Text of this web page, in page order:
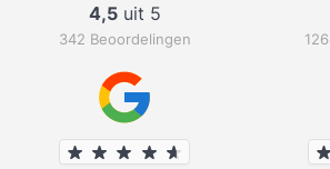
4,5uit 5
342 Beoordelingen